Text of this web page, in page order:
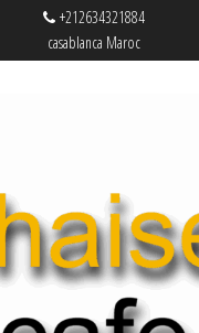
+212634321884
casablanca Maroc